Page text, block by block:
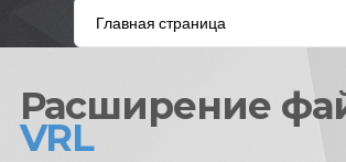
Расширение
VRL